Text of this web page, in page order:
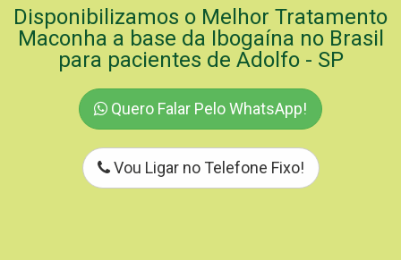
Disponibilizamos o Melhor Tratamento
Maconha a base da Ibogaína no Brasil
para pacientes de Adolfo - SP
Quero Falar Pelo WhatsApp!
Vou Ligar no Telefone Fixo!